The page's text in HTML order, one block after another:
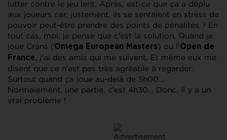
lutter contre le jeu lent. Après, est-ce que ça a déplu
aux joueurs car, justement, ils se sentaient en stress de
pouvoir peut-être prendre des points de pénalités ? En
tout cas, moi, je pense que c’est la solution. Quand je
joue Crans (Omega European Masters) ou l’Open de
France, j’ai des amis qui me suivent. Et même eux me
disent que ce n’est pas très agréable à regarder.
Surtout quand ça joue au-delà de 5h00…
Normalement, une partie, c’est 4h30… Donc, il y a un
vrai problème !